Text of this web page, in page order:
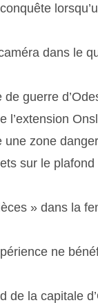
dans le
guerre
l’extension
une zone
sur le
» dans la
ne
de la capitale